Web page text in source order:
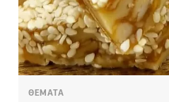
ΘΕΜΑΤΑ